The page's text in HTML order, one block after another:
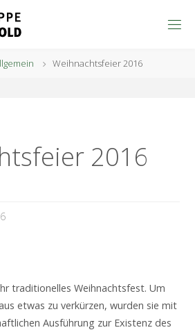
Weihnachtsfeier 2016
2016
traditionelles Weihnachtsfest. Um
etwas zu verkürzen, wurden sie mit
Ausführung zur Existenz des